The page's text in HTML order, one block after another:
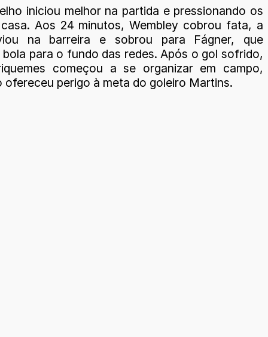
iniciou melhor na partida e pressionando os
Aos 24 minutos, Wembley cobrou fata, a
na barreira e sobrou para Fágner, que
para o fundo das redes. Após o gol sofrido,
começou a se organizar em campo,
ofereceu perigo à meta do goleiro Martins.